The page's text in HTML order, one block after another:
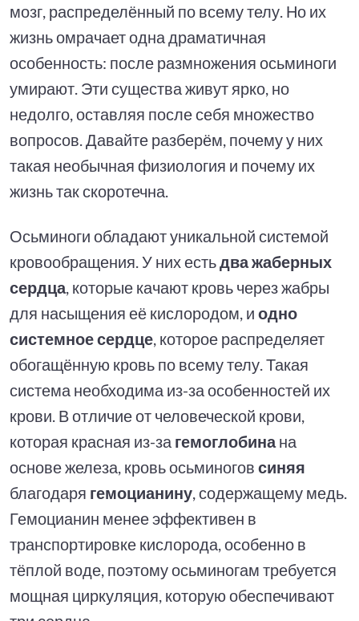
мозг, распределённый по всему телу. Но их
жизнь омрачает одна драматичная
особенность: после размножения осьминоги
умирают. Эти существа живут ярко, но
недолго, оставляя после себя множество
вопросов. Давайте разберём, почему у них
такая необычная физиология и почему их
жизнь так скоротечна.
Осьминоги обладают уникальной системой
кровообращения. У них есть два жаберных
сердца , которые качают кровь через жабры
для насыщения её кислородом, и одно
системное сердце , которое распределяет
обогащённую кровь по всему телу. Такая
система необходима из-за особенностей их
крови. В отличие от человеческой крови,
которая красная из-за гемоглобина на
основе железа, кровь осьминогов синяя
благодаря гемоцианину , содержащему медь.
Гемоцианин менее эффективен в
транспортировке кислорода, особенно в
тёплой воде, поэтому осьминогам требуется
мощная циркуляция, которую обеспечивают